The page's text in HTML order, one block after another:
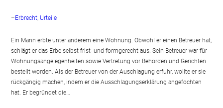
–Erbrecht, Urteile
Ein Mann erbte unter anderem eine Wohnung. Obwohl er einen Betreuer hat,
schlägt er das Erbe selbst frist- und formgerecht aus. Sein Betreuer war für
Wohnungsangelegenheiten sowie Vertretung vor Behörden und Gerichten
bestellt worden. Als der Betreuer von der Auschlagung erfuhr, wollte er sie
rückgängig machen, indem er die Ausschlagungserklärung angefochten
hat. Er begründet die…